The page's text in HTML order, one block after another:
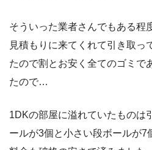
そういった業者さんでもある程
見積もりに来てくれて引き取っ
たので割とお安く全てのゴミで
たので…
1DKの部屋に溢れていたものは
ールが3個と小さい段ボールが7